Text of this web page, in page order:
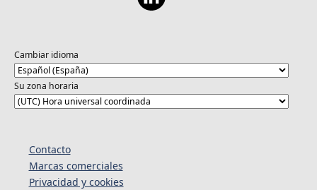
Cambiar idioma
Su zona horaria
Contacto
Marcas comerciales
Privacidad y cookies